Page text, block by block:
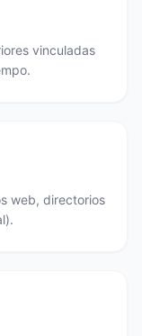
vinculadas
web, directorios